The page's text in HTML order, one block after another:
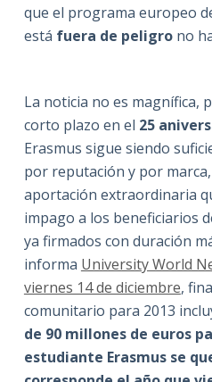
d
o
que el programa europeo
está fuera de peligrono
La noticia no es magnífica,
corto plazo en el 25
Erasmus sigue siendo
por reputación y por
aportación extraordinaria
impago a los beneficiarios
ya firmados con duración
informa University World
viernes 14 de diciembre,
comunitario para 2013
de 90 millones de euros
estudiante Erasmus se